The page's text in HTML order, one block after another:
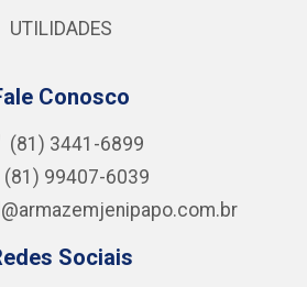
UTILIDADES
Conosco
(81) 3441-6899
(81) 99407-6039
Sociais